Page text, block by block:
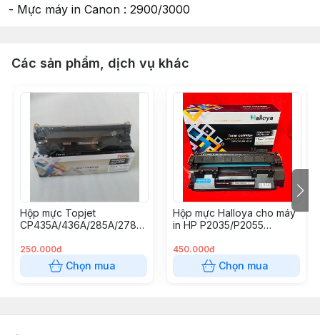
- Mực máy in Canon : 2900/3000
Các sản phẩm, dịch vụ khác
Hộp mực Topjet
CP435A/436A/285A/278A
250.000đ
Chọn mua
Hộp mực Halloya cho máy
in HP P2035/P2055
450.000đ
Chọn mua